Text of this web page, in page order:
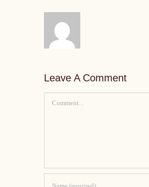
Leave A Comment
Comment